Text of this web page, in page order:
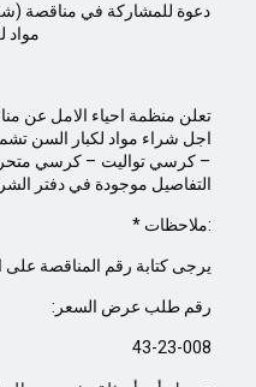
مواد
تعلن منظمة احياء الامل عن
اجل شراء مواد لكبار السن
– كرسي تواليت – كرسي
التفاصيل موجودة في دفتر
* ملاحظات:
يرجى كتابة رقم المناقصة
:رقم طلب عرض السعر
43-23-008